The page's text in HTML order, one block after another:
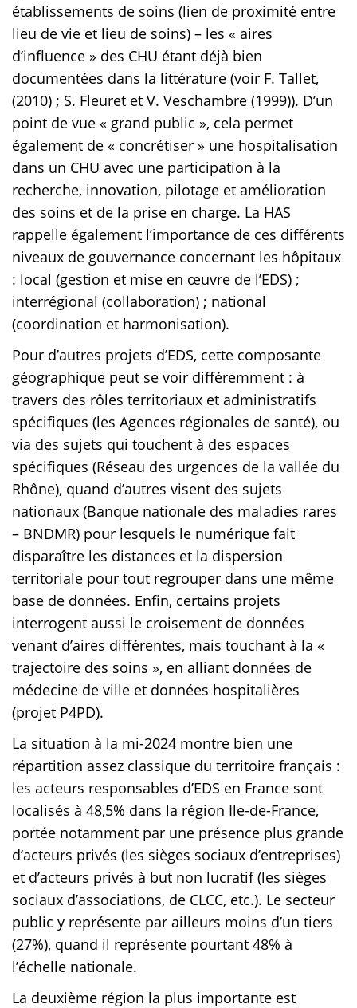
établissements de soins (lien de proximité entre
lieu de vie et lieu de soins) – les « aires
d’influence » des CHU étant déjà bien
documentées dans la littérature (voir F. Tallet,
(2010) ; S. Fleuret et V. Veschambre (1999)). D’un
point de vue « grand public », cela permet
également de « concrétiser » une hospitalisation
dans un CHU avec une participation à la
recherche, innovation, pilotage et amélioration
des soins et de la prise en charge. La HAS
rappelle également l’importance de ces différents
niveaux de gouvernance concernant les hôpitaux
: local (gestion et mise en œuvre de l’EDS) ;
interrégional (collaboration) ; national
(coordination et harmonisation).
Pour d’autres projets d’EDS, cette composante
géographique peut se voir différemment : à
travers des rôles territoriaux et administratifs
spécifiques (les Agences régionales de santé), ou
via des sujets qui touchent à des espaces
spécifiques (Réseau des urgences de la vallée du
Rhône), quand d’autres visent des sujets
nationaux (Banque nationale des maladies rares
– BNDMR) pour lesquels le numérique fait
disparaître les distances et la dispersion
territoriale pour tout regrouper dans une même
base de données. Enfin, certains projets
interrogent aussi le croisement de données
venant d’aires différentes, mais touchant à la «
trajectoire des soins », en alliant données de
médecine de ville et données hospitalières
(projet P4PD).
La situation à la mi-2024 montre bien une
répartition assez classique du territoire français :
les acteurs responsables d’EDS en France sont
localisés à 48,5% dans la région Ile-de-France,
portée notamment par une présence plus grande
d’acteurs privés (les sièges sociaux d’entreprises)
et d’acteurs privés à but non lucratif (les sièges
sociaux d’associations, de CLCC, etc.). Le secteur
public y représente par ailleurs moins d’un tiers
(27%), quand il représente pourtant 48% à
l’échelle nationale.
La deuxième région la plus importante est